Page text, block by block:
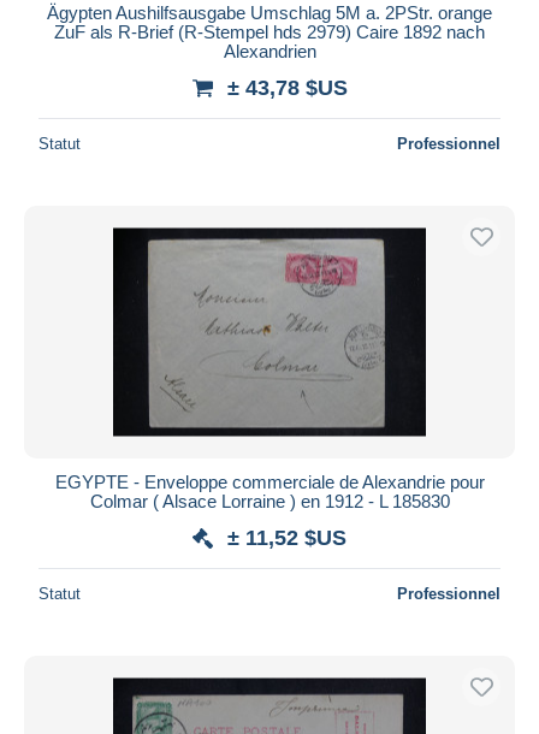
Ägypten Aushilfsausgabe Umschlag 5M a. 2PStr. orange
ZuF als R-Brief (R-Stempel hds 2979) Caire 1892 nach
Alexandrien
± 43,78 $US
Statut Professionnel
EGYPTE - Enveloppe commerciale de Alexandrie pour
Colmar ( Alsace Lorraine ) en 1912 - L 185830
± 11,52 $US
Statut Professionnel